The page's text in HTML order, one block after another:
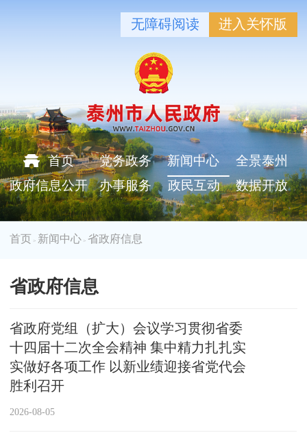
无障碍阅读 进入关怀版
首页 党务政务 新闻中心
全景泰州
政府信息公开
办事服务 政民互动 数据开放
首页 > 新闻中心 > 省政府信息
省政府信息
省政府党组（扩大）会议学习贯彻省委
十四届十二次全会精神 集中精力扎扎实
实做好各项工作 以新业绩迎接省党代会
胜利召开
2026-08-05